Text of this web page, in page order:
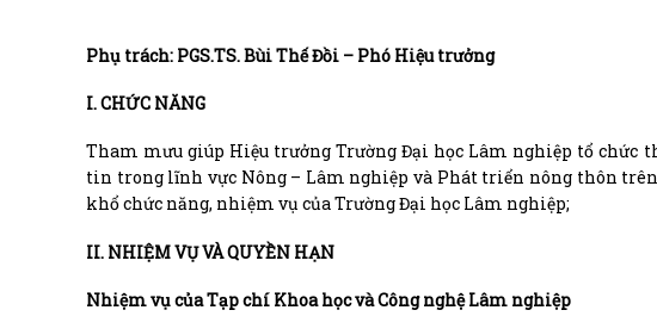
Phụ trách: PGS.TS. Bùi Thế Đồi – Phó Hiệu trưởng
I. CHỨC NĂNG
Tham mưu giúp Hiệu trưởng Trường Đại học Lâm nghiệp tổ chức
tin trong lĩnh vực Nông – Lâm nghiệp và Phát triển nông thôn
khổ chức năng, nhiệm vụ của Trường Đại học Lâm nghiệp;
II. NHIỆM VỤ VÀ QUYỀN HẠN
Nhiệm vụ của Tạp chí Khoa học và Công nghệ Lâm nghiệp